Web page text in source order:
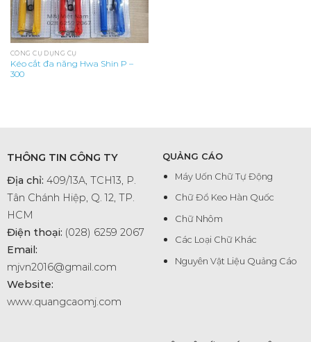
CÔNG CỤ DỤNG CỤ
Kéo cắt đa năng Hwa Shin P –
300
THÔNG TIN CÔNG TY
Địa chỉ: 409/13A, TCH13, P.
Tân Chánh Hiệp, Q. 12, TP.
HCM
Điện thoại: (028) 6259 2067
Email:
mjvn2016@gmail.com
Website:
www.quangcaomj.com
QUẢNG CÁO
Máy Uốn Chữ Tự Động
Chữ Đổ Keo Hàn Quốc
Chữ Nhôm
Các Loại Chữ Khác
Nguyên Vật Liệu Quảng Cáo